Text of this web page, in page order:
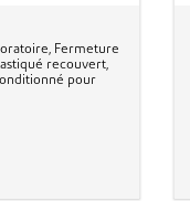
Fermeture
recouvert,
pour